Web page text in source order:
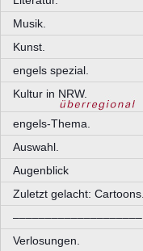
Musik.
Kunst.
engels spezial.
Kultur in NRW.
engels-Thema.
Auswahl.
Augenblick
Zuletzt gelacht: Cartoons.
––––––––––––––––––––
Verlosungen.